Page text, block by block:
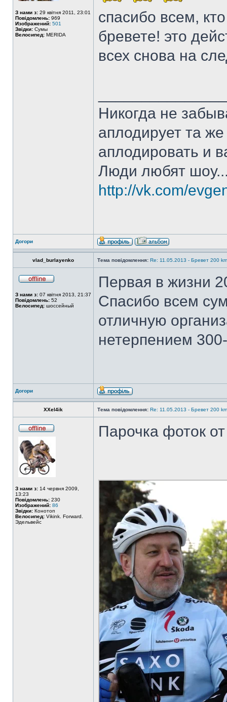
З нами з: 29 квітня 2011, 23:01
Повідомлень: 969
Изображений: 501
Звідки: Сумы
Велосипед: MERIDA
спасибо всем,
бревете! это
всех снова на
Никогда не
аплодирует та
аплодировать и
Люди любят
http://vk.com/
Догори
vlad_burlayenko Тема повідомлення: Re: 11.05.2013 - Бревет 200
З нами з: 07 квітня 2013, 21:37
Повідомлень: 52
Велосипед: шоссейный
Первая в жизни
Спасибо всем
отличную
нетерпением 300-
Догори
XXel4ik Тема повідомлення: Re: 11.05.2013 - Бревет 200
З нами з: 14 червня 2009,
13:23
Повідомлень: 230
Изображений: 86
Звідки: Конотоп
Велосипед: Vikink. Forward.
Эдельвейс
Парочка фоток